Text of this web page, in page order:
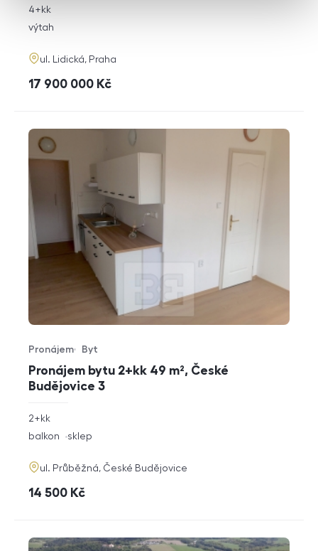
rozměry
dispozice
4+kk
funkce
výtah
adresa
ul. Lidická, Praha
cena
17 900 000 Kč
Pronájem bytu 2+kk 49 m², České
Budějovice 3
Typ nabídky
Pronájem
Typ nemovitosti
Byt
rozměry
dispozice
2+kk
funkce
balkon sklep
adresa
ul. Průběžná, České Budějovice
cena
14 500 Kč